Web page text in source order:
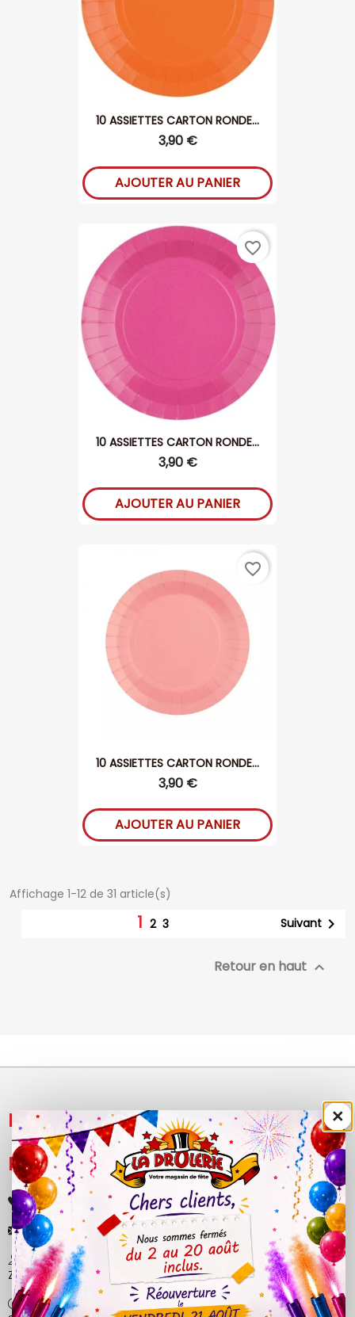
10 ASSIETTES CARTON RONDE...
3,90 €
AJOUTER AU PANIER
10 ASSIETTES CARTON RONDE...
3,90 €
AJOUTER AU PANIER
favorite_border
10 ASSIETTES CARTON RONDE...
3,90 €
AJOUTER AU PANIER
favorite_border
Affichage 1-12 de 31 article(s)
1 2 3 Suivant 
Retour en haut 
NOS PRODUITS 
LÉGAL 
+33 (0)4 50 40 81 00
contact@ladrolerie.fr
38 Rue de la Maladière
Z.A de la maladiere 01210 Ornex
Ma-Ve : 9h30 - 12h30 | 14h30 - 19h00
×